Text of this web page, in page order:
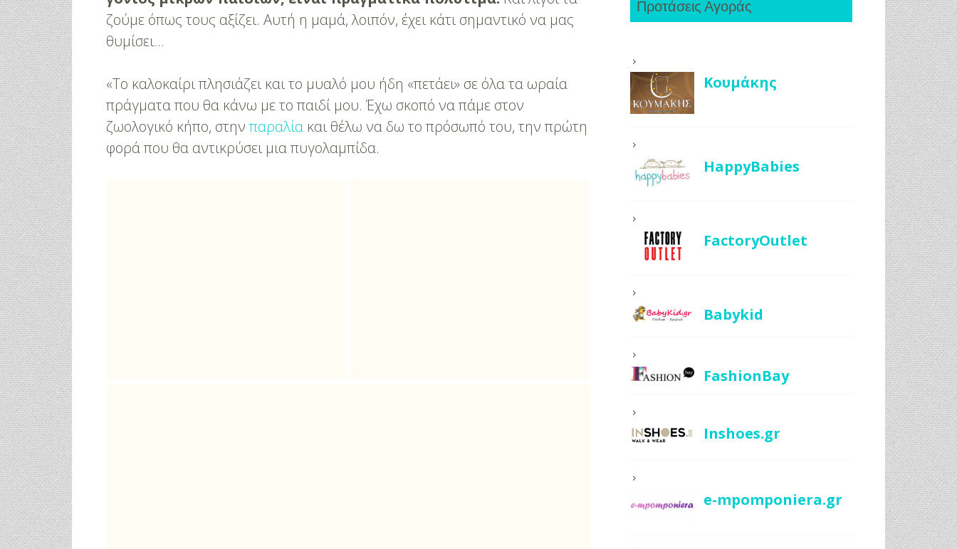
ζούμε όπως τους αξίζει. Αυτή η μαμά, λοιπόν, έχει κάτι σημαντικό να μας
θυμίσει…
«Το καλοκαίρι πλησιάζει και το μυαλό μου ήδη «πετάει» σε όλα τα ωραία
πράγματα που θα κάνω με το παιδί μου. Έχω σκοπό να πάμε στον
ζωολογικό κήπο, στηνπαραλία και θέλω να δω το πρόσωπό του, την πρώτη
φορά που θα αντικρύσει μια πυγολαμπίδα.
Προτάσεις Αγοράς
Κουμάκης
HappyBabies
FactoryOutlet
Babykid
FashionBay
Inshoes.gr
e-mpomponiera.gr